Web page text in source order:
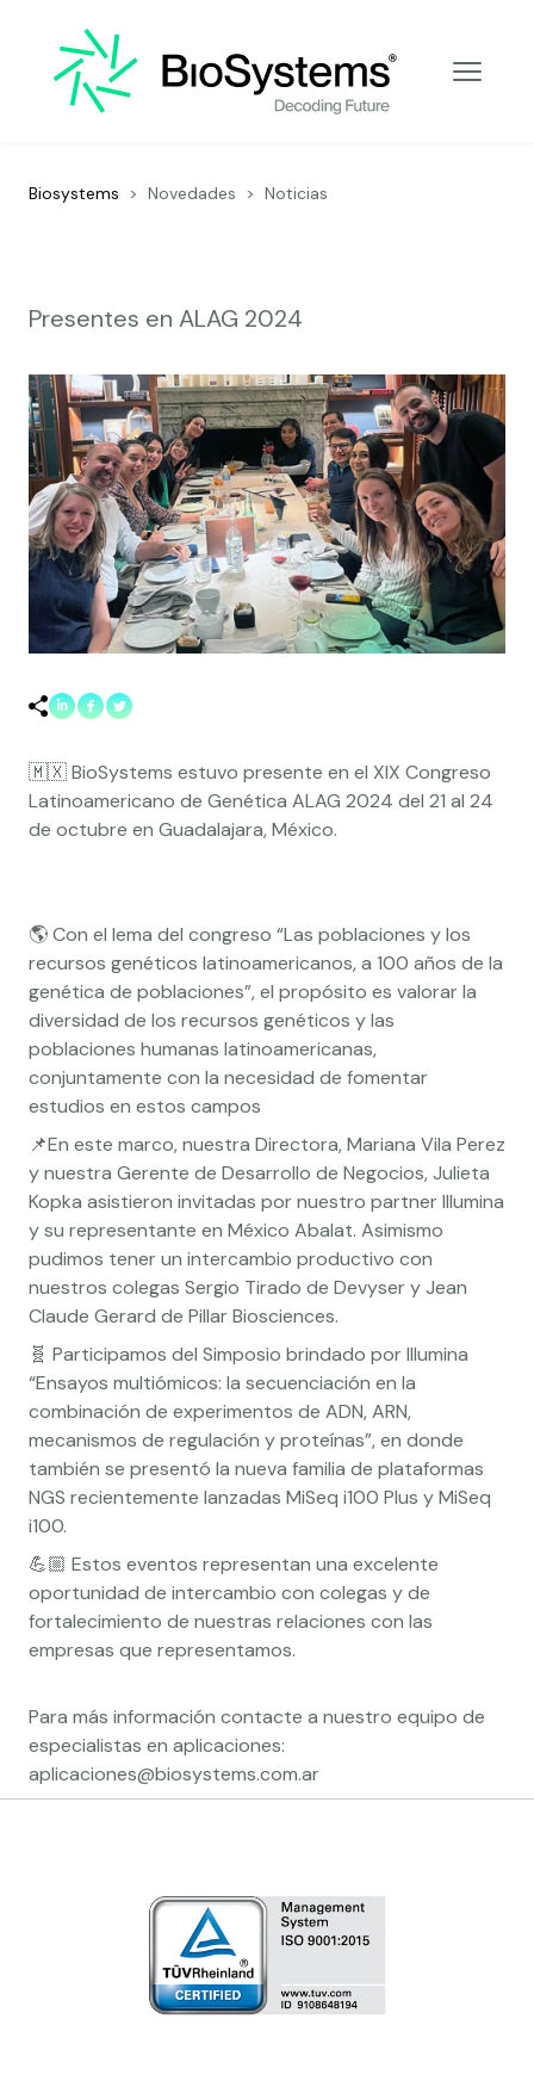
Decoding Future
Biosystems > Novedades > Noticias
Presentes en ALAG 2024
🇲🇽 BioSystems estuvo presente en el XIX Congreso
Latinoamericano de Genética ALAG 2024 del 21 al 24
de octubre en Guadalajara, México.
🌎 Con el lema del congreso “Las poblaciones y los
recursos genéticos latinoamericanos, a 100 años de la
genética de poblaciones”, el propósito es valorar la
diversidad de los recursos genéticos y las
poblaciones humanas latinoamericanas,
conjuntamente con la necesidad de fomentar
estudios en estos campos
📌En este marco, nuestra Directora, Mariana Vila Perez
y nuestra Gerente de Desarrollo de Negocios, Julieta
Kopka asistieron invitadas por nuestro partner Illumina
y su representante en México Abalat. Asimismo
pudimos tener un intercambio productivo con
nuestros colegas Sergio Tirado de Devyser y Jean
Claude Gerard de Pillar Biosciences.
🧬 Participamos del Simposio brindado por Illumina
“Ensayos multiómicos: la secuenciación en la
combinación de experimentos de ADN, ARN,
mecanismos de regulación y proteínas”, en donde
también se presentó la nueva familia de plataformas
NGS recientemente lanzadas MiSeq i100 Plus y MiSeq
i100.
💪🏼 Estos eventos representan una excelente
oportunidad de intercambio con colegas y de
fortalecimiento de nuestras relaciones con las
empresas que representamos.
Para más información contacte a nuestro equipo de
especialistas en aplicaciones:
aplicaciones@biosystems.com.ar